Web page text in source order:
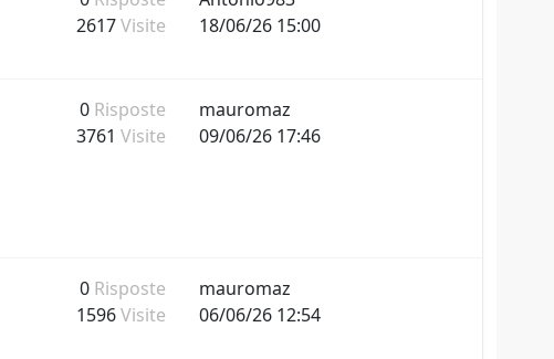
2617Visite
18/06/26 15:00
0 Risposte
3761 Visite
mauromaz
09/06/26 17:46
0 Risposte
1596Visite
mauromaz
06/06/26 12:54